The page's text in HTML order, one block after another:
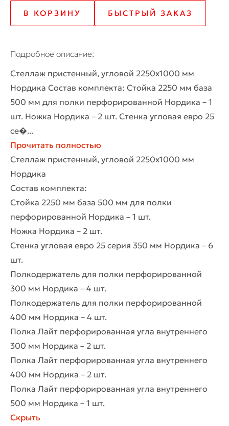
Стеллаж
угловой
2200х500
мм
с
полками
В КОРЗИНУ БЫСТРЫЙ ЗАКАЗ
Подробное описание
Стеллаж пристенный, угловой 2250х1000 мм
Нордика Состав комплекта: Стойка 2250 мм база
500 мм для полки перфорированной Нордика – 1
шт. Ножка Нордика – 2 шт. Стенка угловая евро 25
се�...
Прочитать полностью
Стеллаж пристенный, угловой 2250х1000 мм
Нордика
Состав комплекта:
Стойка 2250 мм база 500 мм для полки
перфорированной Нордика – 1 шт.
Ножка Нордика – 2 шт.
Стенка угловая евро 25 серия 350 мм Нордика – 6
шт.
Полкодержатель для полки перфорированной
300 мм Нордика – 4 шт.
Полкодержатель для полки перфорированной
400 мм Нордика – 4 шт.
Полка Лайт перфорированная угла внутреннего
300 мм Нордика – 2 шт.
Полка Лайт перфорированная угла внутреннего
400 мм Нордика – 2 шт.
Полка Лайт перфорированная угла внутреннего
500 мм Нордика – 1 шт.
Скрыть